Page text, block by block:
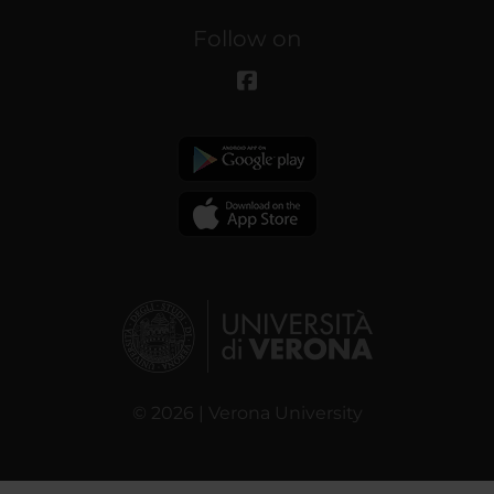
Follow on
© 2026 | Verona University